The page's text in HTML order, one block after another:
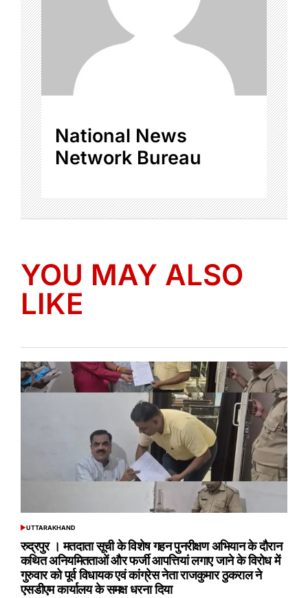
National News
Network Bureau
YOU MAY ALSO
LIKE
POSTED
UTTARAKHAND
रुद्रपुर । मतदाता सूची के विशेष गहन पुनरीक्षण अभियान के दौरान
कथित अनियमितताओं और फर्जी आपत्तियां लगाए जाने के विरोध में
गुरुवार को पूर्व विधायक एवं कांग्रेस नेता राजकुमार ठुकराल ने
एसडीएम कार्यालय के समक्ष धरना दिया